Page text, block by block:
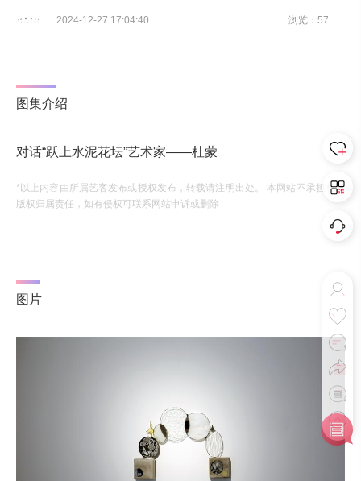
2024-12-27 17:04:40 浏览：57
图集介绍
对话“跃上水泥花坛”艺术家——杜蒙
*以上内容由所属艺客发布或授权发布，转载请注明出处。 本网站不承担相应
版权归属责任，如有侵权可联系网站申诉或删除
图片